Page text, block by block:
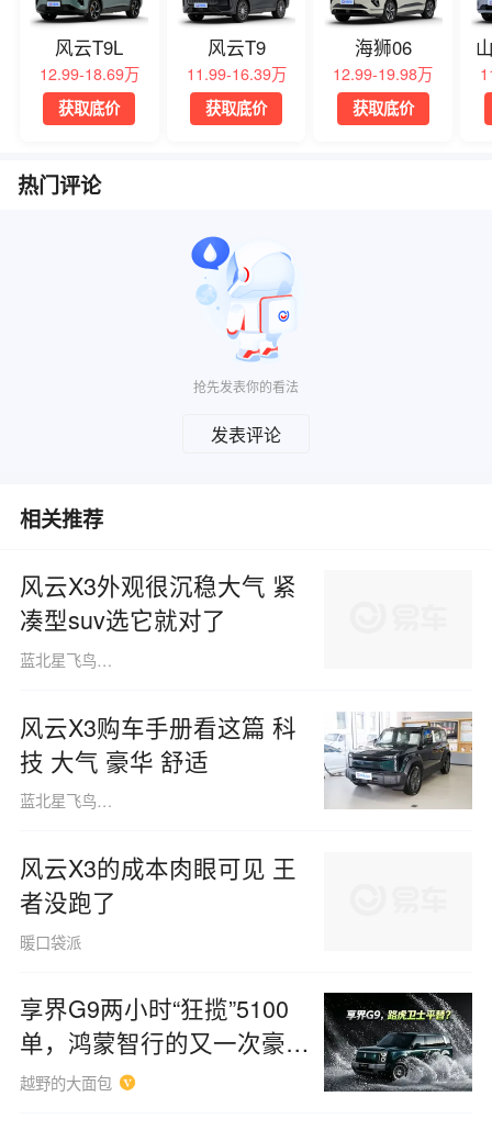
风云T9L
12.99-18.69万
获取底价
风云T9
11.99-16.39万
获取底价
海狮06
12.99-19.98万
获取底价
热门评论
抢先发表你的看法
发表评论
相关推荐
风云X3外观很沉稳大气 紧
凑型suv选它就对了
蓝北星飞鸟160508
风云X3购车手册看这篇 科
技 大气 豪华 舒适
蓝北星飞鸟160508
风云X3的成本肉眼可见 王
者没跑了
暖口袋派
享界G9两小时“狂揽”5100
单，鸿蒙智行的又一次豪
赌？
越野的大面包